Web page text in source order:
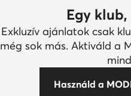
Egy
Exkluzív ajánlatok csak
még sok más. Aktiváld a
Használd a